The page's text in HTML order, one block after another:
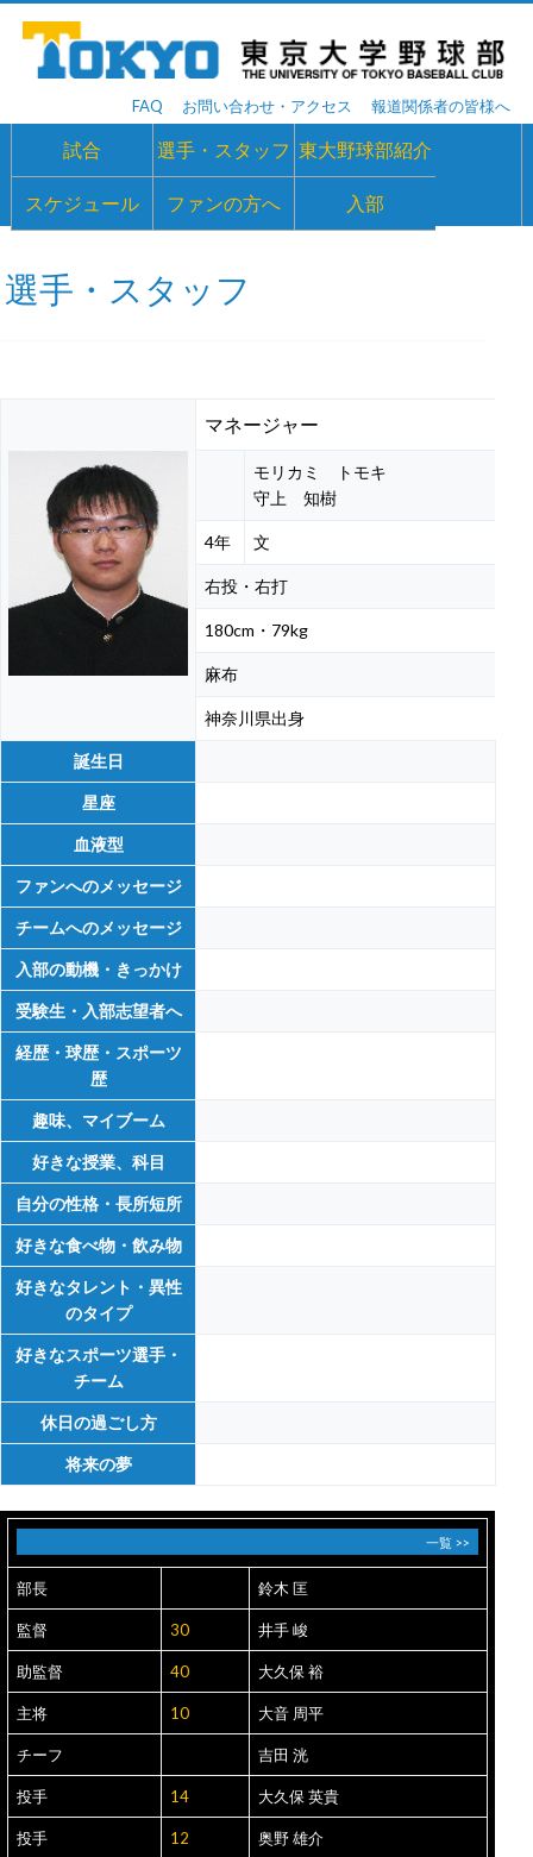
FAQ お問い合わせ・アクセス 報道関係者の皆様へ
試合 選手・スタッフ 東大野球部紹介
スケジュール ファンの方へ 入部
選手・スタッフ
マネージャー
モリカミ トモキ
守上 知樹
4年 文
右投・右打
180cm・79kg
麻布
神奈川県出身
誕生日
星座
血液型
ファンへのメッセージ
チームへのメッセージ
入部の動機・きっかけ
受験生・入部志望者へ
経歴・球歴・スポーツ
歴
趣味、マイブーム
好きな授業、科目
自分の性格・長所短所
好きな食べ物・飲み物
好きなタレント・異性
のタイプ
好きなスポーツ選手・
チーム
休日の過ごし方
将来の夢
一覧 >>
部長 鈴木 匡
監督 30 井手 峻
助監督 40 大久保 裕
主将 10 大音 周平
チーフ 吉田 洸
投手 14 大久保 英貴
投手 12 奥野 雄介